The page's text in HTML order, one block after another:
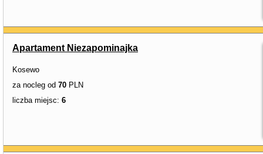
Apartament Niezapominajka
Kosewo
za nocleg od 70 PLN
liczba miejsc: 6